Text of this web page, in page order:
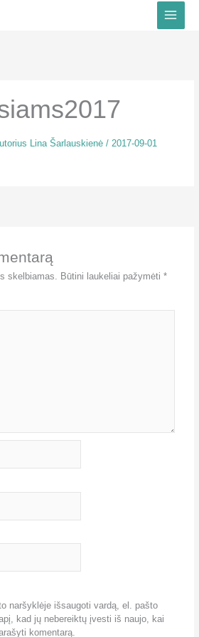
Lina Šarlauskienė / 2017-09-01
skelbiamas. Būtini laukeliai pažymėti*
naršyklėje išsaugoti vardą, el. pašto
kad jų nebereiktų įvesti iš naujo, kai
komentarą.